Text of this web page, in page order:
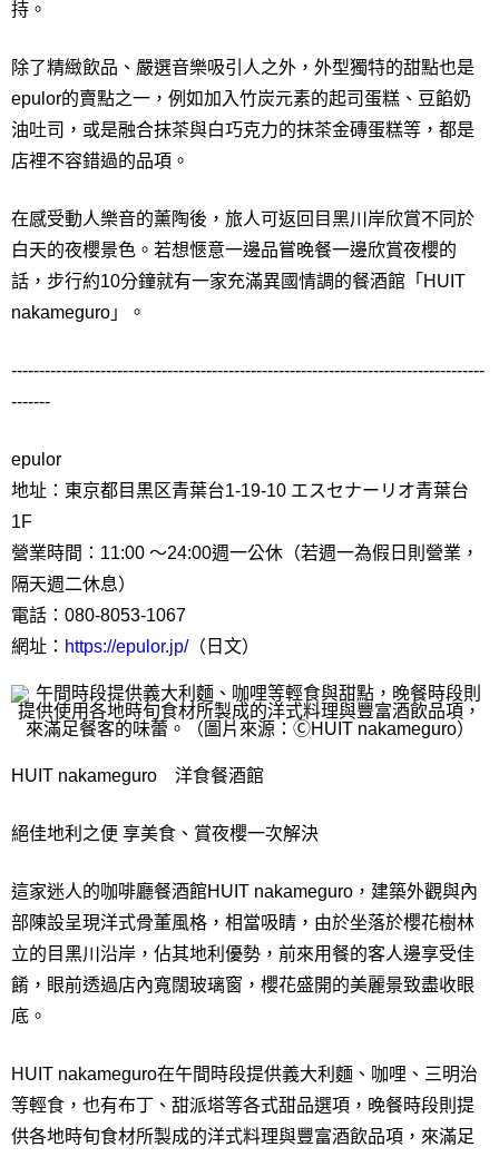
持。
除了精緻飲品、嚴選音樂吸引人之外，外型獨特的甜點也是
epulor的賣點之一，例如加入竹炭元素的起司蛋糕、豆餡奶
油吐司，或是融合抹茶與白巧克力的抹茶金磚蛋糕等，都是
店裡不容錯過的品項。
在感受動人樂音的薰陶後，旅人可返回目黑川岸欣賞不同於
白天的夜櫻景色。若想愜意一邊品嘗晚餐一邊欣賞夜櫻的
話，步行約10分鐘就有一家充滿異國情調的餐酒館「HUIT
nakameguro」。
-------------------------------------------------------------------------------------
-------
epulor
地址：東京都目黒区青葉台1-19-10 エスセナーリオ青葉台
1F
營業時間：11:00 ～24:00週一公休（若週一為假日則營業，
隔天週二休息）
電話：080-8053-1067
網址： https://epulor.jp/（日文）
HUIT nakameguro 洋食餐酒館
絕佳地利之便 享美食、賞夜櫻一次解決
這家迷人的咖啡廳餐酒館HUIT nakameguro，建築外觀與內
部陳設呈現洋式骨董風格，相當吸睛，由於坐落於櫻花樹林
立的目黑川沿岸，佔其地利優勢，前來用餐的客人邊享受佳
餚，眼前透過店內寬闊玻璃窗，櫻花盛開的美麗景致盡收眼
底。
HUIT nakameguro在午間時段提供義大利麵、咖哩、三明治
等輕食，也有布丁、甜派塔等各式甜品選項，晚餐時段則提
供各地時旬食材所製成的洋式料理與豐富酒飲品項，來滿足